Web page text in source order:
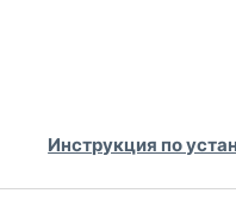
Инструкция по